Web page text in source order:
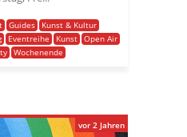
Guides
Kunst & Kultur
Eventreihe Kunst
Open Air
Wochenende
vor 2 Jahren